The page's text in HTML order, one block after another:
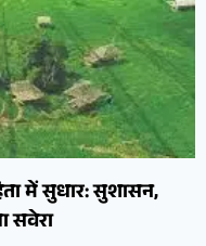
में सुधार: सुशासन,
सवेरा